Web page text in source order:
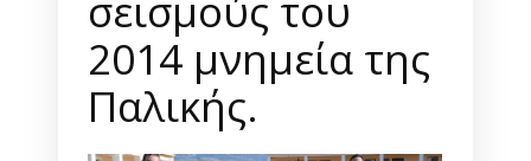
2014 μνημεία της
Παλικής.